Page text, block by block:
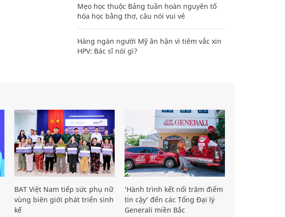
Mẹo học thuộc Bảng tuần hoàn nguyên tố
hóa học bằng thơ, câu nói vui vẻ
Hàng ngàn người Mỹ ân hận vì tiêm vắc xin
HPV: Bác sĩ nói gì?
BAT Việt Nam tiếp sức phụ nữ
vùng biên giới phát triển sinh
kế
‘Hành trình kết nối trăm điểm
tin cậy’ đến các Tổng Đại lý
Generali miền Bắc